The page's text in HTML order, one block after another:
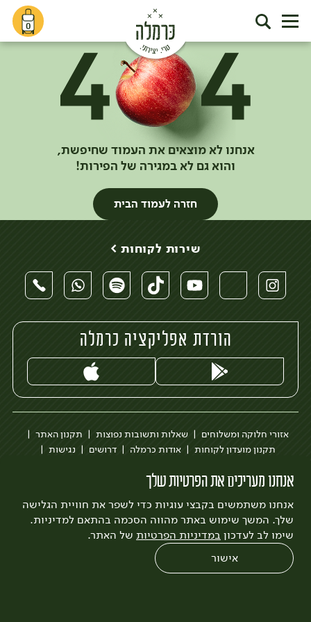
0
אנחנו לא מוצאים את העמוד שחיפשת,
והוא גם לא במגירה של הפירות!
חזרה לעמוד הבית
אנחנו מעריכים את הפרטיות שלך
אנחנו משתמשים בקבצי עוגיות כדי לשפר את חוויית הגלישה
שלך. המשך שימוש באתר מהווה הסכמה בהתאם למדיניות.
שימו לב לעדכון במדיניות הפרטיות של האתר.
אישור
שירות לקוחות >
הורדת אפליקציה כרמלה
אזורי חלוקה ומשלוחים שאלות ותשובות נפוצות
תקנון האתר
תקנון מועדון לקוחות
אודות כרמלה דרושים
נגישות
לצפייה בעדכון מדיניות פרטיות
עיצוב:3bears פיתוח:Quatro